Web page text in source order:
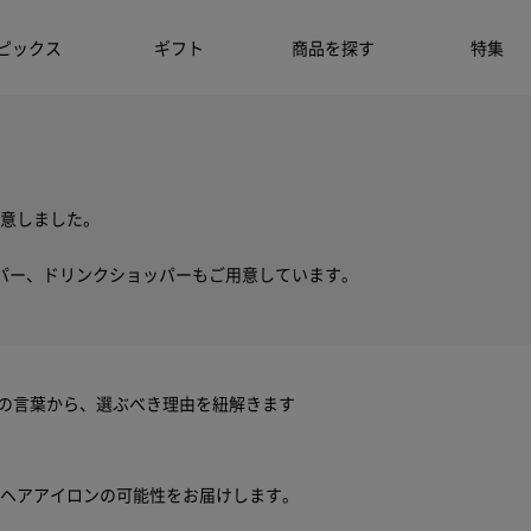
ックス ギフト 商品を探す 特集
しました。
、ドリンクショッパーもご用意しています。
言葉から、選ぶべき理由を紐解きます
アアイロンの可能性をお届けします。